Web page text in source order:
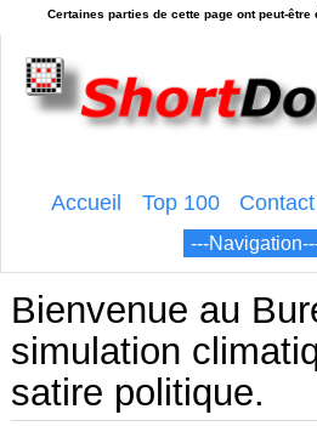
Accueil Top 100 Contact
Bienvenue au
simulation
satire politique.